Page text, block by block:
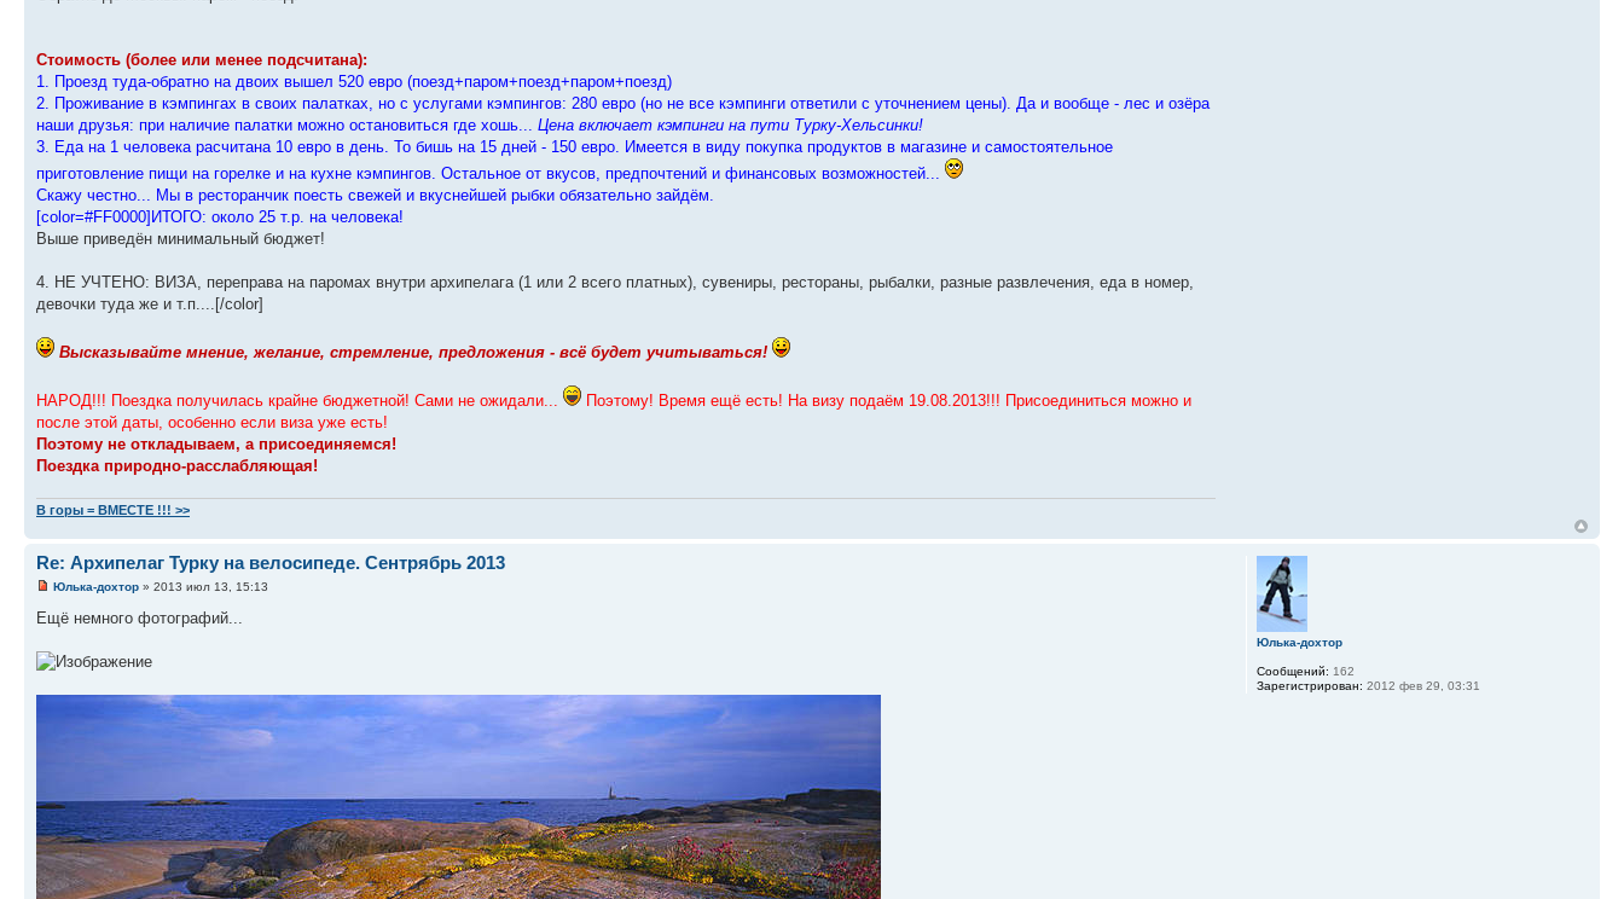
Стоимость (более или менее подсчитана):
1. Проезд туда-обратно на двоих вышел 520 евро (поезд+паром+поезд+паром+поезд)
2. Проживание в кэмпингах в своих палатках, но с услугами кэмпингов: 280 евро (но не все кэмпинги ответили с уточнением цены). Да и вообще - лес и озёра
наши друзья: при наличие палатки можно остановиться где хошь... Цена включает кэмпинги на пути Турку-Хельсинки!
3. Еда на 1 человека расчитана 10 евро в день. То бишь на 15 дней - 150 евро. Имеется в виду покупка продуктов в магазине и самостоятельное
приготовление пищи на горелке и на кухне кэмпингов. Остальное от вкусов, предпочтений и финансовых возможностей...
Скажу честно... Мы в ресторанчик поесть свежей и вкуснейшей рыбки обязательно зайдём.
[color=#FF0000]ИТОГО: около 25 т.р. на человека!
Выше приведён минимальный бюджет!
4. НЕ УЧТЕНО: ВИЗА, переправа на паромах внутри архипелага (1 или 2 всего платных), сувениры, рестораны, рыбалки, разные развлечения, еда в номер,
девочки туда же и т.п....[/color]
Высказывайте мнение, желание, стремление, предложения - всё будет учитываться!
НАРОД!!! Поездка получилась крайне бюджетной! Сами не ожидали...
Поэтому! Время ещё есть! На визу подаём 19.08.2013!!! Присоединиться можно и
после этой даты, особенно если виза уже есть!
Поэтому не откладываем, а присоединяемся!
Поездка природно-расслабляющая!
В горы = ВМЕСТЕ !!! >>
Re: Архипелаг Турку на велосипеде. Сентрябрь 2013
Юлька-дохтор » 2013 июл 13, 15:13
Ещё немного фотографий...
Юлька-дохтор
Сообщений: 162
Зарегистрирован: 2012 фев 29, 03:31